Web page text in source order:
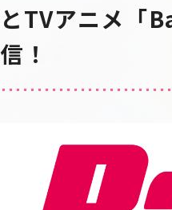
とTVアニメ「
信！